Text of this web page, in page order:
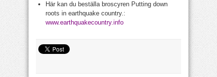
Här kan du beställa broscyren Putting down
roots in earthquake country.:
www.earthquakecountry.info